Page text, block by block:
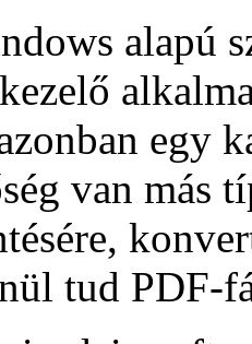
alapú
egy
van más
tud PDF-